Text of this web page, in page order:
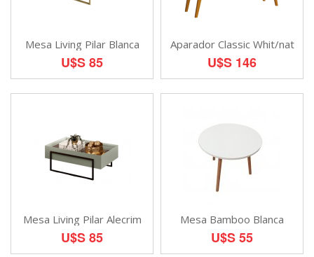
Mesa Living Pilar Blanca
U$S 85
Aparador Classic Whit/nat
U$S 146
Mesa Living Pilar Alecrim
U$S 85
Mesa Bamboo Blanca
U$S 55